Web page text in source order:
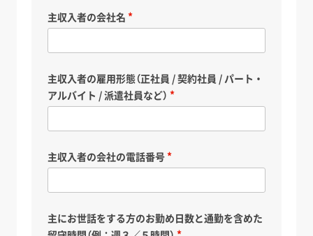
主収入者の会社名
主収入者の雇用形態（正社員 / 契約社員 / パート・
アルバイト / 派遣社員など）
主収入者の会社の電話番号
主にお世話をする方のお勤め日数と通勤を含めた